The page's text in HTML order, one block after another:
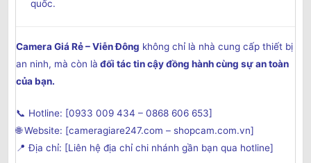
quốc.
Camera Giá Rẻ – Viễn Đông không chỉ là nhà cung cấp thiết bị
an ninh, mà còn là đối tác tin cậy đồng hành cùng sự an toàn
của bạn.
📞 Hotline: [0933 009 434 – 0868 606 653]
🌐 Website: [cameragiare247.com – shopcam.com.vn]
📍 Địa chỉ: [Liên hệ địa chỉ chi nhánh gần bạn qua hotline]